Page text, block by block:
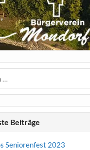
Beiträge
Seniorenfest 2023